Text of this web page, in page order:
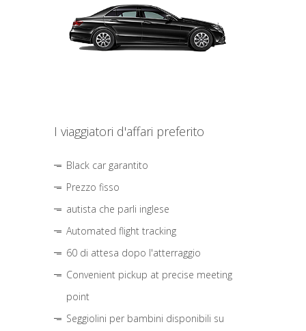
I viaggiatori d'affari preferito
Black car garantito
Prezzo fisso
autista che parli inglese
Automated flight tracking
60 di attesa dopo l'atterraggio
Convenient pickup at precise meeting
point
Seggiolini per bambini disponibili su